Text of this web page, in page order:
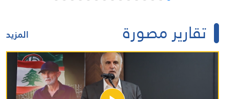
تقارير مصورة المزيد